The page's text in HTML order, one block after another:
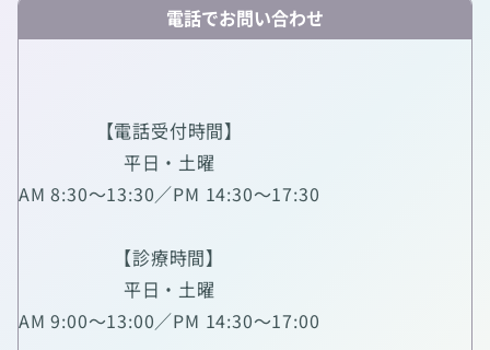
電話でお問い合わせ
【電話受付時間】
平日・土曜
AM 8:30～13:30／PM 14:30～17:30
【診療時間】
平日・土曜
AM 9:00～13:00／PM 14:30～17:00